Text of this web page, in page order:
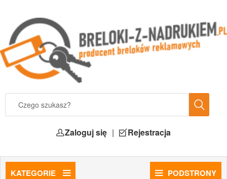
Zaloguj się | Rejestracja
KATEGORIE PODSTRONY